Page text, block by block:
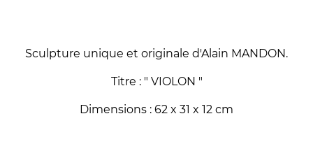
Sculpture unique et originale d'Alain MANDON.
Titre : " VIOLON "
Dimensions : 62 x 31 x 12 cm